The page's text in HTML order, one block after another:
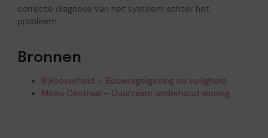
correcte diagnose van het systeem achter het
probleem.
Bronnen
Rijksoverheid – Bouwregelgeving en veiligheid
Milieu Centraal – Duurzaam onderhoud woning